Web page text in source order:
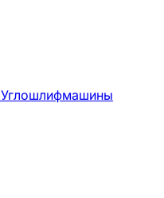
Углошлифмашины